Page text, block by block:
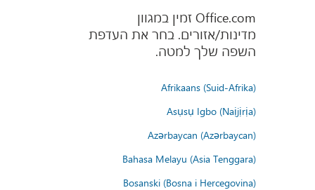
Office.com זמין במגוון
מדינות/אזורים. בחר את העדפת
השפה שלך למטה.
Afrikaans (Suid-Afrika)
Asụsụ Igbo (Naịjịrịa)
Azərbaycan (Azərbaycan)
Bahasa Melayu (Asia Tenggara)
Bosanski (Bosna i Hercegovina)